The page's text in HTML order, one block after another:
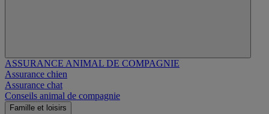
ASSURANCE ANIMAL DE COMPAGNIE
Assurance chien
Assurance chat
Conseils animal de compagnie
Famille et loisirs